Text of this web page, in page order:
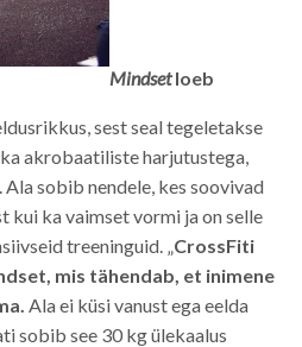
Mindsetloeb
sest seal tegeletakse
akrobaatiliste harjutustega,
sobib nendele, kes soovivad
kui ka vaimset vormi ja on selle
treeninguid. „CrossFiti
mis tähendab, et inimene
Ala ei küsi vanust ega eelda
sobib see 30 kg ülekaalus